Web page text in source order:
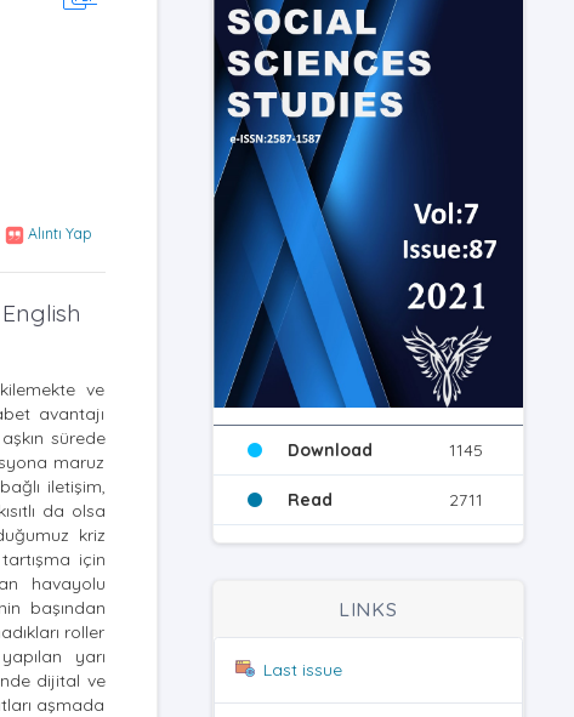
Alıntı Yap
English
ve
avantajı
sürede
maruz
iletişim,
da olsa
kriz
için
havayolu
başından
roller
yarı
dijital ve
aşmada
Download 1145
Read 2711
LINKS
Last issue